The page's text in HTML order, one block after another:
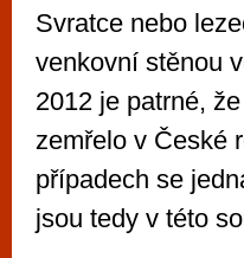
Svratce nebo
venkovní stěnou
2012 je patrné,
zemřelo v České
případech se
jsou tedy v této